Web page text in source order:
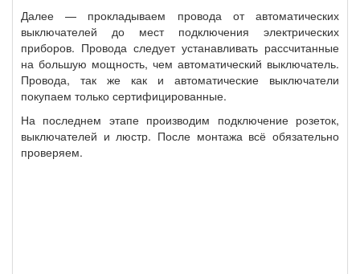
Далее — прокладываем провода от автоматических
выключателей до мест подключения электрических
приборов. Провода следует устанавливать рассчитанные
на большую мощность, чем автоматический выключатель.
Провода, так же как и автоматические выключатели
покупаем только сертифицированные.
На последнем этапе производим подключение розеток,
выключателей и люстр. После монтажа всё обязательно
проверяем.